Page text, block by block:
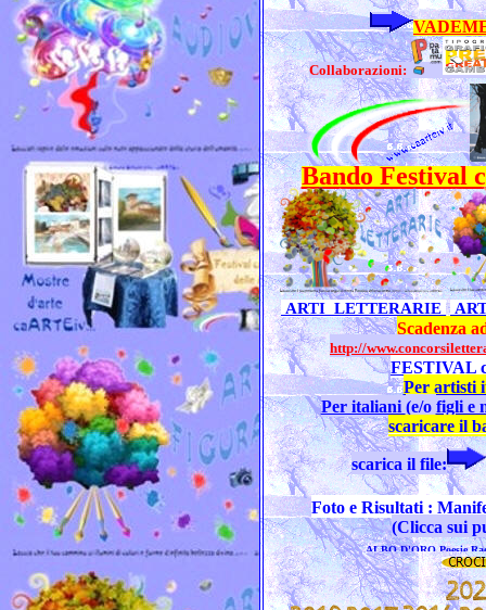
Collaborazioni:
Bando Festival
ARTI LETTERARIE
Scadenza
http://
FESTIVAL
Per artisti
Per italiani (e/o figli e
scaricare il
scarica il file:
Foto e Risultati :
(Clicca sui